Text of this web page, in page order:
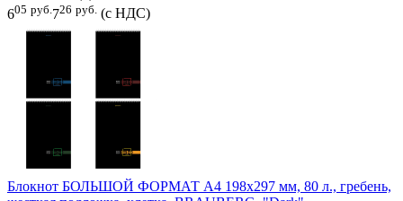
605 руб. 726 руб. (с НДС)
Блокнот БОЛЬШОЙ ФОРМАТ А4 198х297 мм, 80 л., гребень,